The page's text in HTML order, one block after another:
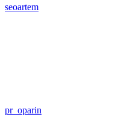
seoartem
pr_oparin